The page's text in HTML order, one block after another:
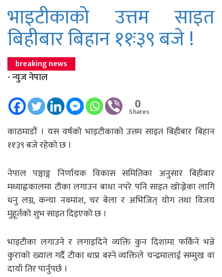
भाइटीकाको उत्तम साइत
बिहीबार बिहान ११ः३९ बजे !
breaking news
- न्युज नेपाल
0
Shares
काठमाडाैं । यस वर्षको भाइटीकाको उत्तम साइत बिहीबार बिहान
११ः३९ बजे रहेको छ ।
नेपाल पञ्चाङ्ग निर्णायक विकास समितिका अनुसार बिहीबार
मध्याह्नकालमा टीका लगाउन बाधा नपरे पनि साइत खोज्नेका लागि
धनु लग्न, कन्या नवमांश, चर बेला र अभिजित् योग तथा विजय
मुहूर्तको शुभ साइत दिइएको छ ।
भाइटीका लगाउने र लगाइदिने व्यक्ति कुन दिशामा फर्किने भन्ने
कुराको ख्याल गर्दै टीका थाप्न बस्ने व्यक्तिले चन्द्रमालाई सम्मुख वा
दायाँ तिर पार्नुपर्छ ।